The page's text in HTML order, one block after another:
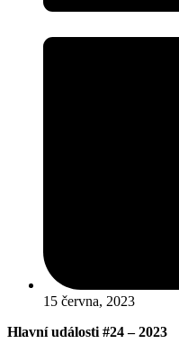
15 června, 2023
Hlavní události #24 – 2023